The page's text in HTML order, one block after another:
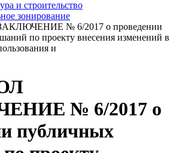
№ 6/2017 о
публичных
и строительство
зонирование
№ 6/2017 о проведении
по проекту внесения изменений в
и